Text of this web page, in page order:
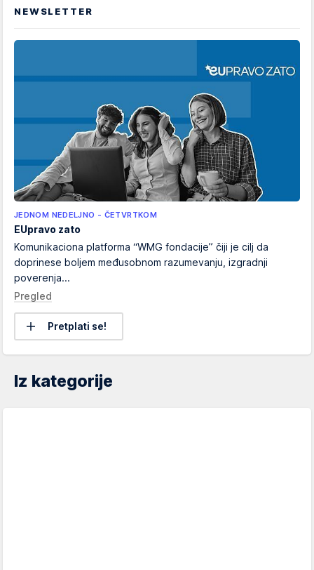
NEWSLETTER
JEDNOM NEDELJNO - ČETVRTKOM
EUpravo zato
Komunikaciona platforma “WMG fondacije” čiji je cilj da
doprinese boljem međusobnom razumevanju, izgradnji
poverenja...
Pregled
Pretplati se!
Iz kategorije